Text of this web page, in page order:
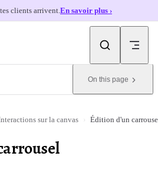
clients arrivent. En savoir plus ›
On this page
sur la canvas › Édition d'un